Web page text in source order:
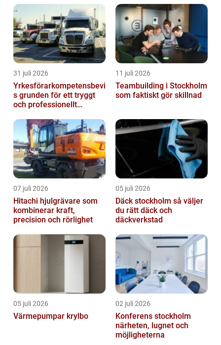
drivkraften bakom den digitala revolutionen
och har förändra...
31 juli 2026
Yrkesförarkompetensbevi
s grunden för ett tryggt
och professionellt
11 juli 2026
Teambuilding i Stockholm
som faktiskt gör skillnad
07 juli 2026
Hitachi hjulgrävare som
kombinerar kraft,
precision och rörlighet
05 juli 2026
Däck stockholm så väljer
du rätt däck och
däckverkstad
05 juli 2026
Värmepumpar krylbo
02 juli 2026
Konferens stockholm
närheten, lugnet och
möjligheterna